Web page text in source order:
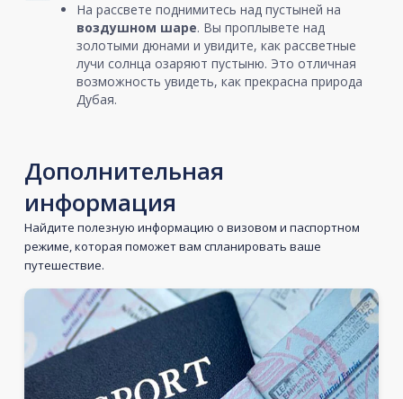
На рассвете поднимитесь над пустыней на
воздушном шаре. Вы проплывете над
золотыми дюнами и увидите, как рассветные
лучи солнца озаряют пустыню. Это отличная
возможность увидеть, как прекрасна природа
Дубая.
Дополнительная
информация
Найдите полезную информацию о визовом и паспортном
режиме, которая поможет вам спланировать ваше
путешествие.